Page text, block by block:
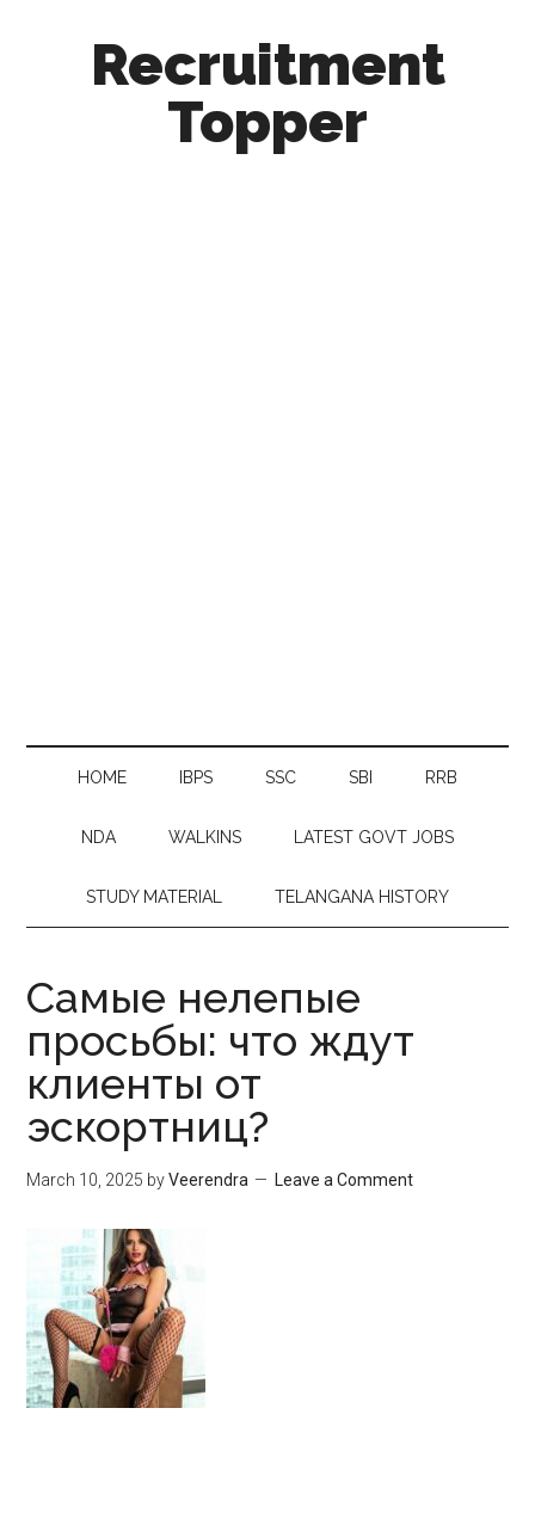
Recruitment
Topper
HOME IBPS SSC SBI RRB
NDA WALKINS LATEST GOVT JOBS
STUDY MATERIAL TELANGANA HISTORY
Самые нелепые
просьбы: что ждут
клиенты от
эскортниц?
March 10, 2025 byVeerendra Leave a Comment